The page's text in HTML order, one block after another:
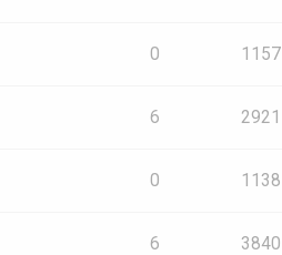
0 1157
6 2921
0 1138
6 3840